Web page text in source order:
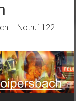
– Notruf 122